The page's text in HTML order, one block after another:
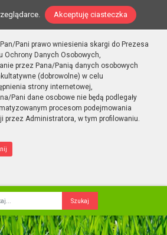
Akceptuję ciasteczka
Pani prawo wniesienia skargi do Prezesa
Ochrony Danych Osobowych,
przez Pana/Panią danych osobowych
(dobrowolne) w celu
strony internetowej,
Pani dane osobowe nie będą podlegały
procesom podejmowania
przez Administratora, w tym profilowaniu.